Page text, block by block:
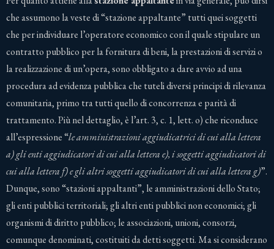
che assumono la veste di “stazione appaltante” tutti quei soggetti
che per individuare l’operatore economico con il quale stipulare un
contratto pubblico per la fornitura di beni, la prestazioni di servizi o
la realizzazione di un’opera, sono obbligato a dare avvio ad una
procedura ad evidenza pubblica che tuteli diversi principi di rilevanza
comunitaria, primo tra tutti quello di concorrenza e parità di
trattamento. Più nel dettaglio, è l’art. 3, c. 1, lett. o) che riconduce
all’espressione “le amministrazioni aggiudicatrici di cui alla lettera
a) gli enti aggiudicatori di cui alla lettera e), i soggetti aggiudicatori di
cui alla lettera f) e gli altri soggetti aggiudicatori di cui alla lettera g)”.
Dunque, sono “stazioni appaltanti”, le amministrazioni dello Stato;
gli enti pubblici territoriali; gli altri enti pubblici non economici; gli
organismi di diritto pubblico; le associazioni, unioni, consorzi,
comunque denominati, costituiti da detti soggetti. Ma si considerano